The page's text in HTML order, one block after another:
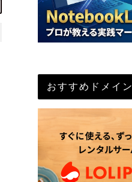
おすすめドメイン